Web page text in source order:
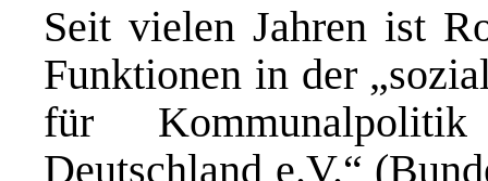
Seit vielen Jahren ist
Funktionen in der
für
Deutschland e.V.“